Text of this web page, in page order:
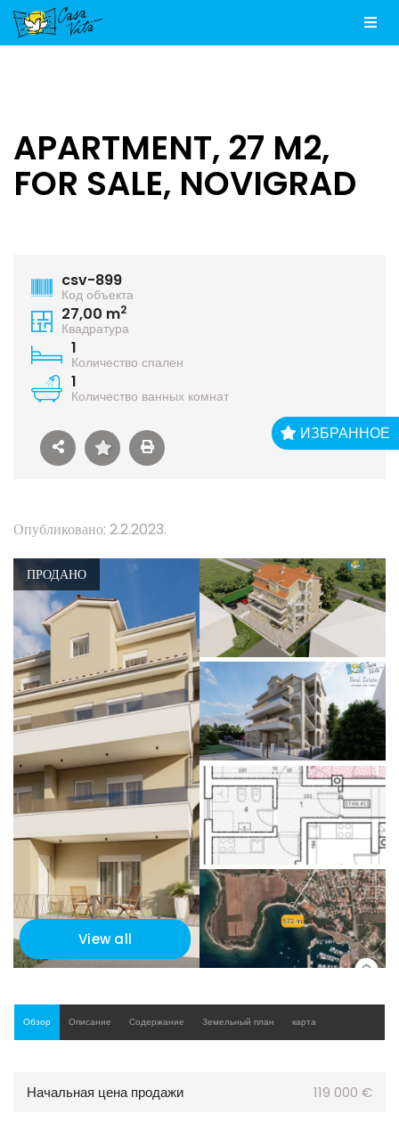
ИЗБРАННОЕ
APARTMENT, 27 M2,
FOR SALE, NOVIGRAD
csv-899
Код объекта
27,00 m2
Квадратура
1
Количество спален
1
Количество ванных комнат
Опубликовано: 2.2.2023.
ПРОДАНО
View all
Обзор Описание Содержание Земельный план карта
Начальная цена продажи 119 000 €